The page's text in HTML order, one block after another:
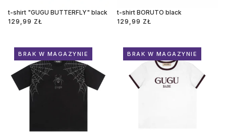
t-shirt "GUGU BUTTERFLY" black
129,99 ZŁ
t-shirt BORUTO black
129,99 ZŁ
BRAK W MAGAZYNIE BRAK W MAGAZYNIE